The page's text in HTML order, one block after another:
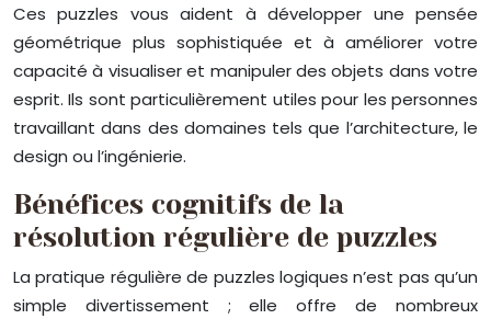
Ces puzzles vous aident à développer une pensée
géométrique plus sophistiquée et à améliorer votre
capacité à visualiser et manipuler des objets dans votre
esprit. Ils sont particulièrement utiles pour les personnes
travaillant dans des domaines tels que l’architecture, le
design ou l’ingénierie.
Bénéfices cognitifs de la
résolution régulière de puzzles
La pratique régulière de puzzles logiques n’est pas qu’un
simple divertissement ; elle offre de nombreux